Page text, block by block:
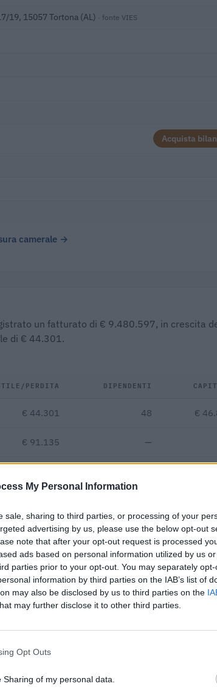
My Personal Information
sale, sharing to third parties, or processing of your
advertising by us, please use the below opt-out
note that after your opt-out request is processed
ads based on personal information utilized by us
parties prior to your opt-out. You may separately
information by third parties on the IAB’s list of
may also be disclosed by us to third parties on the
may further disclose it to other third parties.
Opt Outs
of my personal data.
19, 15057 Tortona (AL) · fonte VIES
Acquista
camerale →
un fatturato di € 9.480.597, in crescita
di € 44.301.
PERDITA DIPENDENTI
€ 44.301 48 €
€ 91.135 —
€ 197.512
Fatturato per dipendente
un totale di almeno 6.540.906 euro
ENTE CONCEDENTE